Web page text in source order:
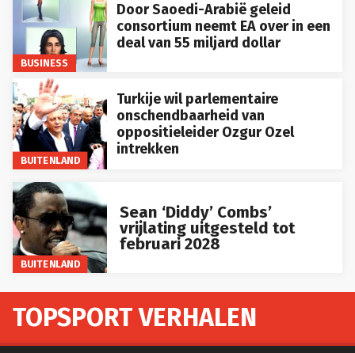
BUSINESS
Door Saoedi-Arabië geleid
consortium neemt EA over in een
deal van 55 miljard dollar
BUITENLAND
Turkije wil parlementaire
onschendbaarheid van
oppositieleider Ozgur Ozel
intrekken
BUITENLAND
Sean ‘Diddy’ Combs’
vrijlating uitgesteld tot
februari 2028
TOPSPORT VERHALEN